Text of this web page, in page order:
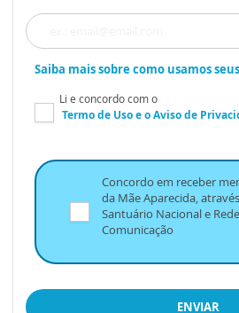
Saiba mais sobre como usamos
Li e concordo com o
Termo de Usoe oAviso de
Concordo em receber
da Mãe Aparecida,
Santuário Nacional e
Comunicação
ENVIAR